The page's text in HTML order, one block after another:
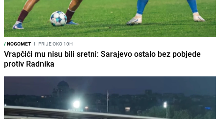
/NOGOMET I PRIJE OKO 10H
Vrapčići mu nisu bili sretni: Sarajevo ostalo bez pobjede
protiv Radnika